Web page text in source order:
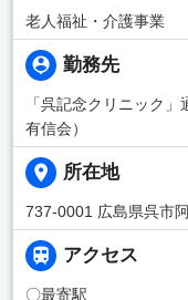
老人福祉・介護事業
勤務先
「呉記念クリニック
有信会）
所在地
737-0001 広島県呉市
アクセス
〇最寄駅